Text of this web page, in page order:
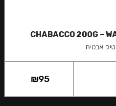
CHABACCO 200G –
אבטיח
₪95